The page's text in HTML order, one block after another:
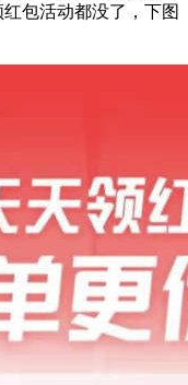
包活动都没了，下图